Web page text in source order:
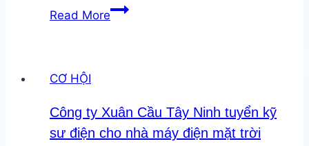
Read MoreMEET-
gia
tư
CƠ HỘI
Công ty Xuân Cầu Tây Ninh tuyển kỹ
sư điện cho nhà máy điện mặt trời